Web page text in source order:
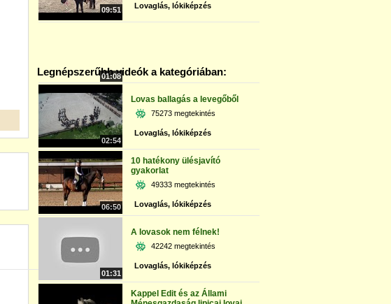
09:51
01:08
Lovaglás, lókiképzés
Legnépszerűbb videók a kategóriában:
02:54
Lovas ballagás a levegőből
75273 megtekintés
Lovaglás, lókiképzés
06:50
10 hatékony ülésjavító
gyakorlat
49333 megtekintés
Lovaglás, lókiképzés
01:31
A lovasok nem félnek!
42242 megtekintés
Lovaglás, lókiképzés
Kappel Edit és az Állami